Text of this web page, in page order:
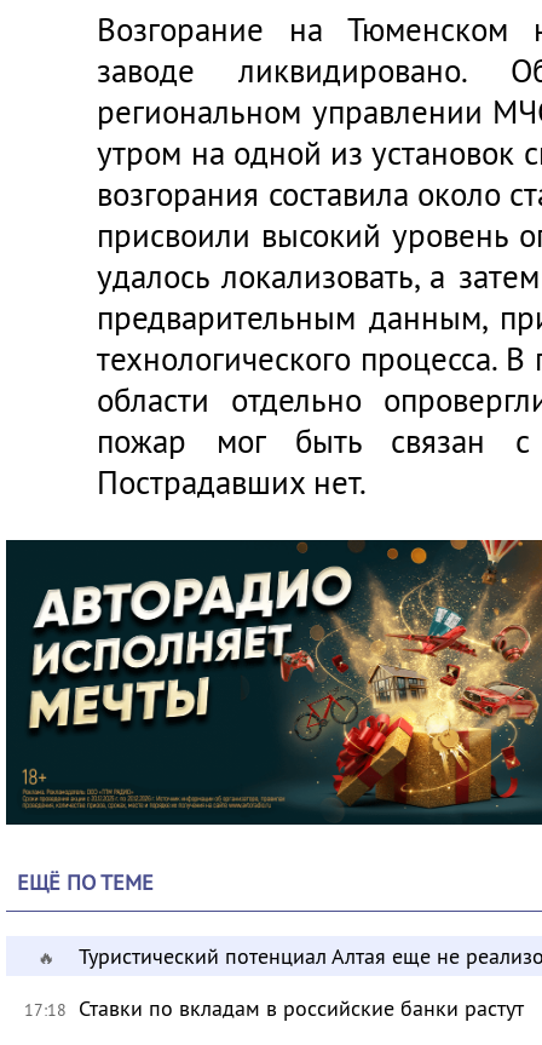
Возгорание на Тюменском
заводе
региональном управлении
утром на одной из установок
возгорания составила около
присвоили высокий уровень
удалось локализовать, а
предварительным данным,
технологического процесса.
области отдельно
пожар мог быть связан с
Пострадавших нет.
ЕЩЁ ПО ТЕМЕ
🔥 Туристический потенциал Алтая еще не
17:18 Ставки по вкладам в российские банки растут